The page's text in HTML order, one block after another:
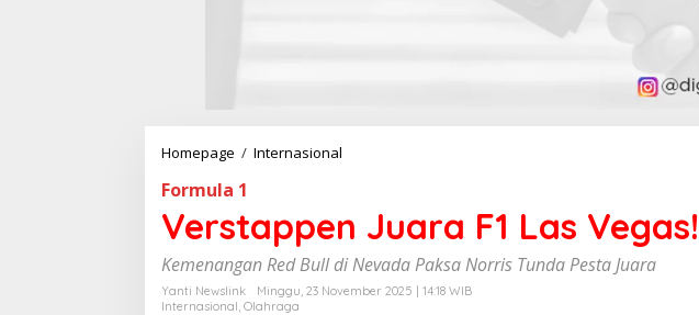
Homepage / Internasional
t
p
p
Formula 1
Verstappen Juara F1 Las Vegas!
Kemenangan Red Bull di Nevada Paksa Norris Tunda Pesta Juara
Yanti Newslink
Minggu, 23 November 2025 | 14:18 WIB
Internasional Olahraga